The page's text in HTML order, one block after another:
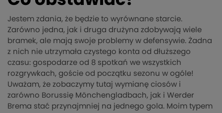
Jestem zdania, że będzie to wyrównane starcie.
Zarówno jedna, jak i druga drużyna zdobywają wiele
bramek, ale mają swoje problemy w defensywie. Żadna
z nich nie utrzymała czystego konta od dłuższego
czasu: gospodarze od 8 spotkań we wszystkich
rozgrywkach, goście od początku sezonu w ogóle!
Uważam, że zobaczymy tutaj wymianę ciosów i
zarówno Borussię Mönchengladbach, jak i Werder
Brema stać przynajmniej na jednego gola. Moim typem